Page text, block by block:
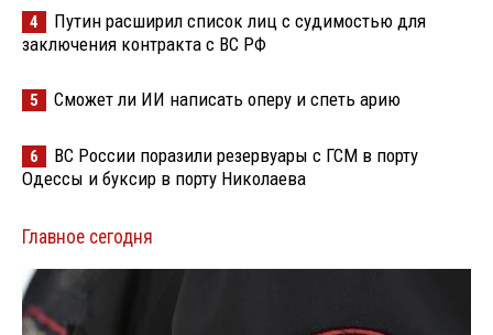
4
Путин расширил список лиц с судимостью для
заключения контракта с ВС РФ
5 Сможет ли ИИ написать оперу и спеть арию
6
ВС России поразили резервуары с ГСМ в порту
Одессы и буксир в порту Николаева
Главное сегодня